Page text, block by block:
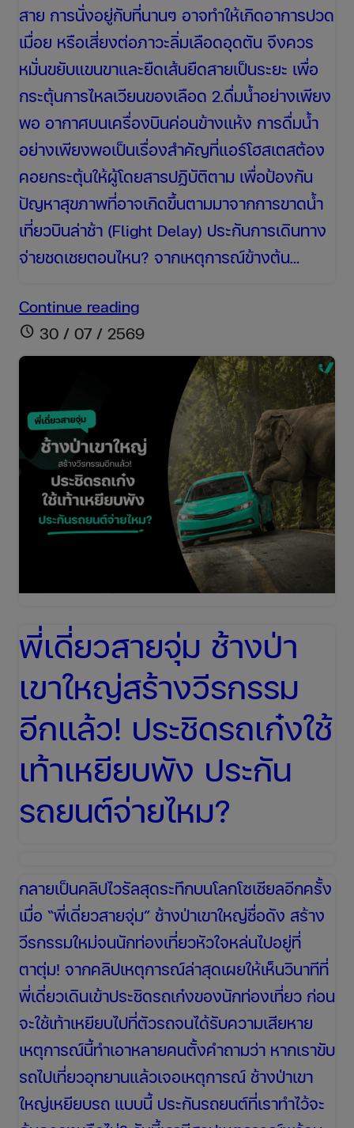
สาย การนั่งอยู่กับที่นานๆ อาจทำให้เกิดอาการปวด
เมื่อย หรือเสี่ยงต่อภาวะลิ่มเลือดอุดตัน จึงควร
หมั่นขยับแขนขาและยืดเส้นยืดสายเป็นระยะ เพื่อ
กระตุ้นการไหลเวียนของเลือด 2.ดื่มน้ำอย่างเพียง
พอ อากาศบนเครื่องบินค่อนข้างแห้ง การดื่มน้ำ
อย่างเพียงพอเป็นเรื่องสำคัญที่แอร์โฮสเตสต้อง
คอยกระตุ้นให้ผู้โดยสารปฏิบัติตาม เพื่อป้องกัน
ปัญหาสุขภาพที่อาจเกิดขึ้นตามมาจากการขาดน้ำ
เที่ยวบินล่าช้า (Flight Delay) ประกันการเดินทาง
จ่ายชดเชยตอนไหน? จากเหตุการณ์ข้างต้น…
Continue readingถอด
บท
เรียน:
โดยสาร
ติด
เครื่อง
บิน
พร้อม
วิธี
รับมือ
เที่ยว
บิน
schedule 30 / 07 / 2569
พี่เดี่ยวสายจุ่ม ช้างป่า
เขาใหญ่สร้างวีรกรรม
อีกแล้ว! ประชิดรถเก๋งใช้
เท้าเหยียบพัง ประกัน
รถยนต์จ่ายไหม?
กลายเป็นคลิปไวรัลสุดระทึกบนโลกโซเชียลอีกครั้ง
เมื่อ “พี่เดี่ยวสายจุ่ม” ช้างป่าเขาใหญ่ชื่อดัง สร้าง
วีรกรรมใหม่จนนักท่องเที่ยวหัวใจหล่นไปอยู่ที่
ตาตุ่ม! จากคลิปเหตุการณ์ล่าสุดเผยให้เห็นวินาทีที่
พี่เดี่ยวเดินเข้าประชิดรถเก๋งของนักท่องเที่ยว ก่อน
จะใช้เท้าเหยียบไปที่ตัวรถจนได้รับความเสียหาย
เหตุการณ์นี้ทำเอาหลายคนตั้งคำถามว่า หากเราขับ
รถไปเที่ยวอุทยานแล้วเจอเหตุการณ์ ช้างป่าเขา
ใหญ่เหยียบรถ แบบนี้ ประกันรถยนต์ที่เราทำไว้จะ